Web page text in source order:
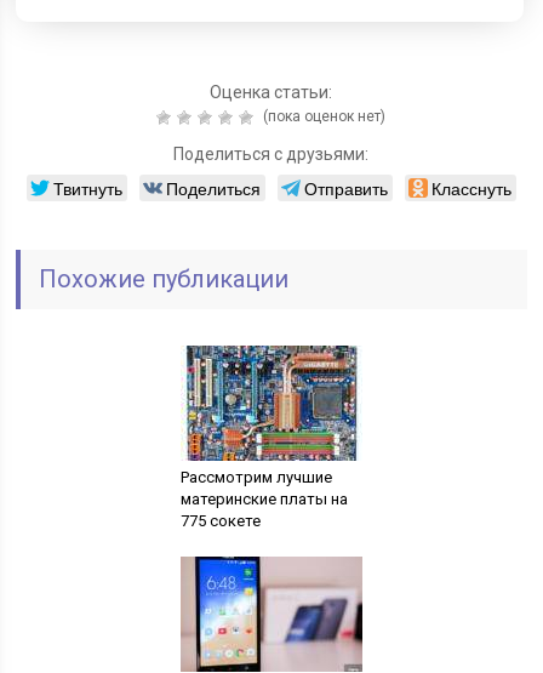
Оценка статьи:
(пока оценок нет)
Поделиться с друзьями:
Твитнуть Поделиться Отправить Класснуть
Похожие публикации
Рассмотрим лучшие
материнские платы на
775 сокете